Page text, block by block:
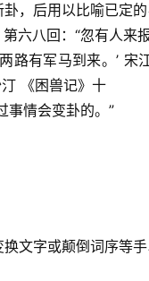
，后用以比喻已定
六八回：“忽有人来
路有军马到来。’ 宋
汀 《困兽记》十
事情会变卦的。”
文字或颠倒词序等